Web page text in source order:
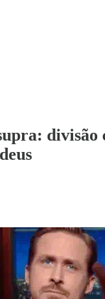
divisão